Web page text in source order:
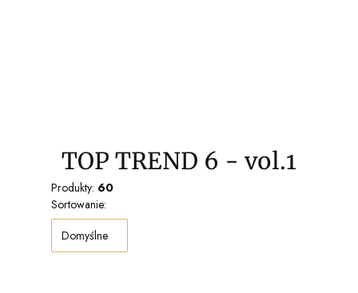
TOP TREND 6 - vol.1
Produkty: 60
Lista produktów
Sortowanie:
Domyślne